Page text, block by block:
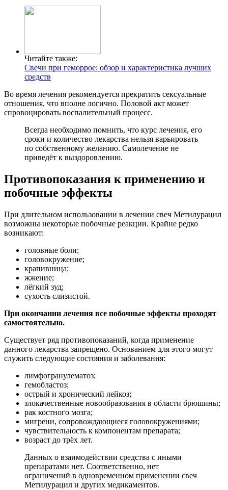
Читайте также:
Свечи при геморрое: обзор и характеристика лучших
средств
Во время лечения рекомендуется прекратить сексуальные
отношения, что вполне логично. Половой акт может
спровоцировать воспалительный процесс.
Всегда необходимо помнить, что курс лечения, его
сроки и количество лекарства нельзя варьировать
по собственному желанию. Самолечение не
приведёт к выздоровлению.
Противопоказания к применению и
побочные эффекты
При длительном использовании в лечении свеч Метилурацил
возможны некоторые побочные реакции. Крайне редко
возникают:
головные боли;
головокружение;
крапивница;
жжение;
лёгкий зуд;
сухость слизистой.
При окончании лечения все побочные эффекты проходят
самостоятельно.
Существует ряд противопоказаний, когда применение
данного лекарства запрещено. Основанием для этого могут
служить следующие состояния и заболевания:
лимфогранулематоз;
гемобластоз;
острый и хронический лейкоз;
злокачественные новообразования в области брюшины;
рак костного мозга;
мигрени, сопровождающиеся головокружениями;
чувствительность к компонентам препарата;
возраст до трёх лет.
Данных о взаимодействии средства с иными
препаратами нет. Соответственно, нет
ограничений в одновременном применении свеч
Метилурацил и других медикаментов.